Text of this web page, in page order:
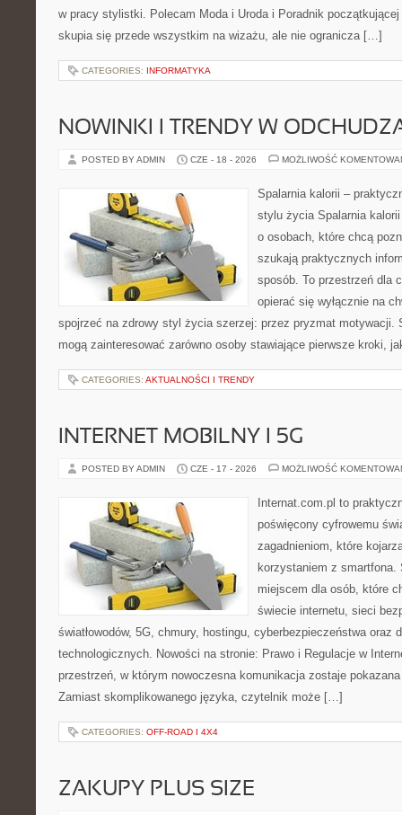
w pracy stylistki. Polecam Moda i Uroda i Poradnik
skupia się przede wszystkim na wizażu, ale nie ogranicza […]
CATEGORIES: INFORMATYKA
NOWINKI I TRENDY W
POSTED BY ADMIN CZE - 18 - 2026 MOŻLIWOŚĆ
Spalarnia kalorii –
stylu życia Spalarnia
o osobach, które chcą
szukają praktycznych
sposób. To przestrzeń dla
opierać się wyłącznie na
spojrzeć na zdrowy styl życia szerzej: przez pryzmat motywacji.
mogą zainteresować zarówno osoby stawiające pierwsze kroki,
CATEGORIES: AKTUALNOŚCI I TRENDY
INTERNET MOBILNY I 5G
POSTED BY ADMIN CZE - 17 - 2026 MOŻLIWOŚĆ
Internat.com.pl to
poświęcony cyfrowemu
zagadnieniom, które
korzystaniem z
miejscem dla osób, które
świecie internetu, sieci
światłowodów, 5G, chmury, hostingu, cyberbezpieczeństwa oraz
technologicznych. Nowości na stronie: Prawo i Regulacje w
przestrzeń, w którym nowoczesna komunikacja zostaje
Zamiast skomplikowanego języka, czytelnik może […]
CATEGORIES: OFF-ROAD I 4X4
ZAKUPY PLUS SIZE